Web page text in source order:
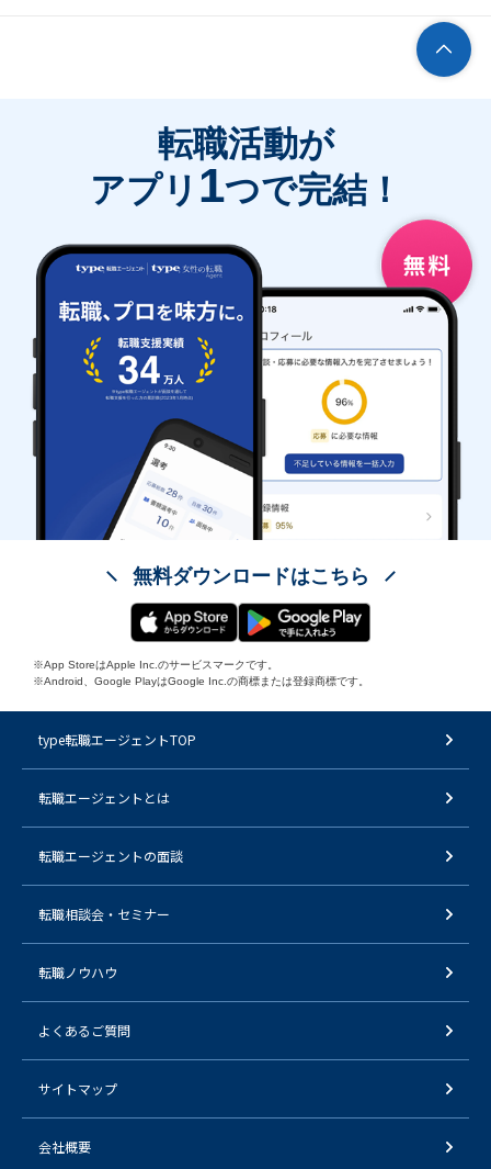
転職活動が
アプリ 1つで完結！
無料ダウンロードはこちら
※App StoreはApple Inc.のサービスマークです。
※Android、Google PlayはGoogle Inc.の商標または登録商標です。
type転職エージェントTOP
転職エージェントとは
転職エージェントの面談
転職相談会・セミナー
転職ノウハウ
よくあるご質問
サイトマップ
会社概要